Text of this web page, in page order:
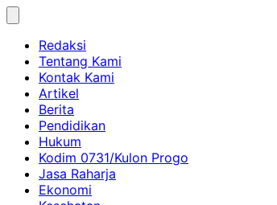
Skip
contentRedaksi
Tentang Kami
Kontak Kami
Artikel
Berita
Pendidikan
Hukum
Kodim 0731/Kulon Progo
Jasa Raharja
Ekonomi